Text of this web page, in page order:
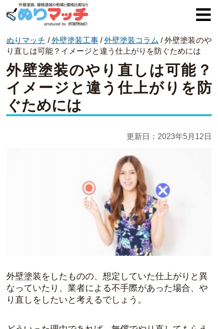
ぬりマッチとは
オススメ企業
費用と相場
外壁塗装
ぬりマッチ /外壁塗装工事/外壁塗装コラム /外壁塗装のや
り直しは可能？イメージと違う仕上がりを防ぐためには
外壁塗装のやり直しは可能？
イメージと違う仕上がりを防
ぐためには
更新日： 2023年5月12日
外壁塗装をしたものの、想定していた仕上がりと異
なっていたり、業者による不手際があった場合、や
り直しをしたいと考えるでしょう。